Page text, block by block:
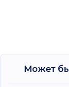
Может